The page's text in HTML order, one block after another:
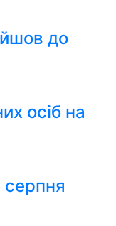
до
осіб на
серпня